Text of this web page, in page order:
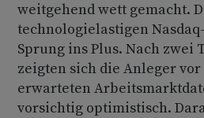
weitgehend wett gemacht.
technologielastigen
Sprung ins Plus. Nach zwei
zeigten sich die Anleger
erwarteten
vorsichtig optimistisch.